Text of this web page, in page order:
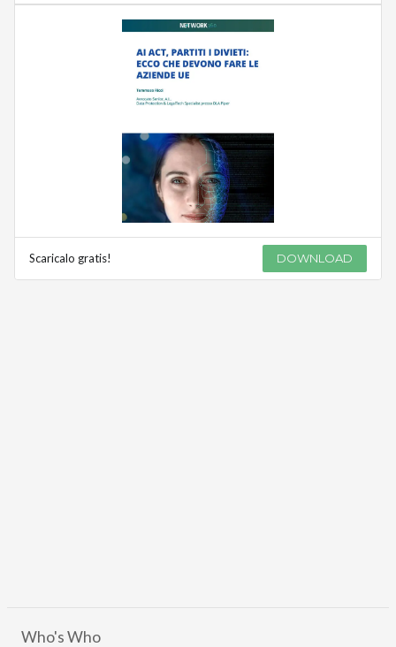
Scaricalo gratis! DOWNLOAD
Who's Who